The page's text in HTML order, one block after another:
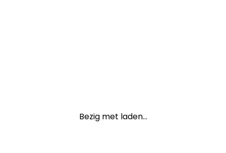
Bezig met laden...